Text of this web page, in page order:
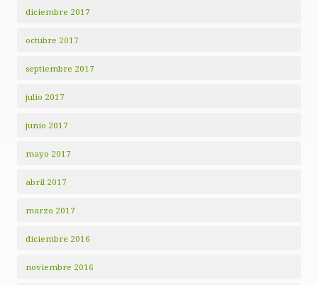
diciembre 2017
octubre 2017
septiembre 2017
julio 2017
junio 2017
mayo 2017
abril 2017
marzo 2017
diciembre 2016
noviembre 2016